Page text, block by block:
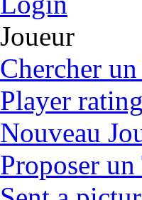
Joueur
Chercher
Player rating
Nouveau
Proposer